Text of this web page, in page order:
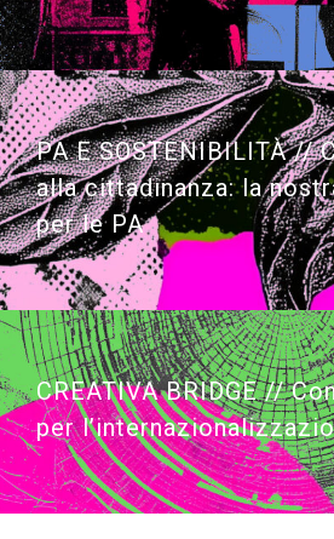
PA E SOSTENIBILITÀ //
alla cittadinanza: la
per le PA
CREATIVA BRIDGE //
per l’